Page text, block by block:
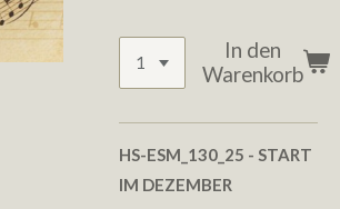
In den
Warenkorb
HS-ESM_130_25 - START
IM DEZEMBER